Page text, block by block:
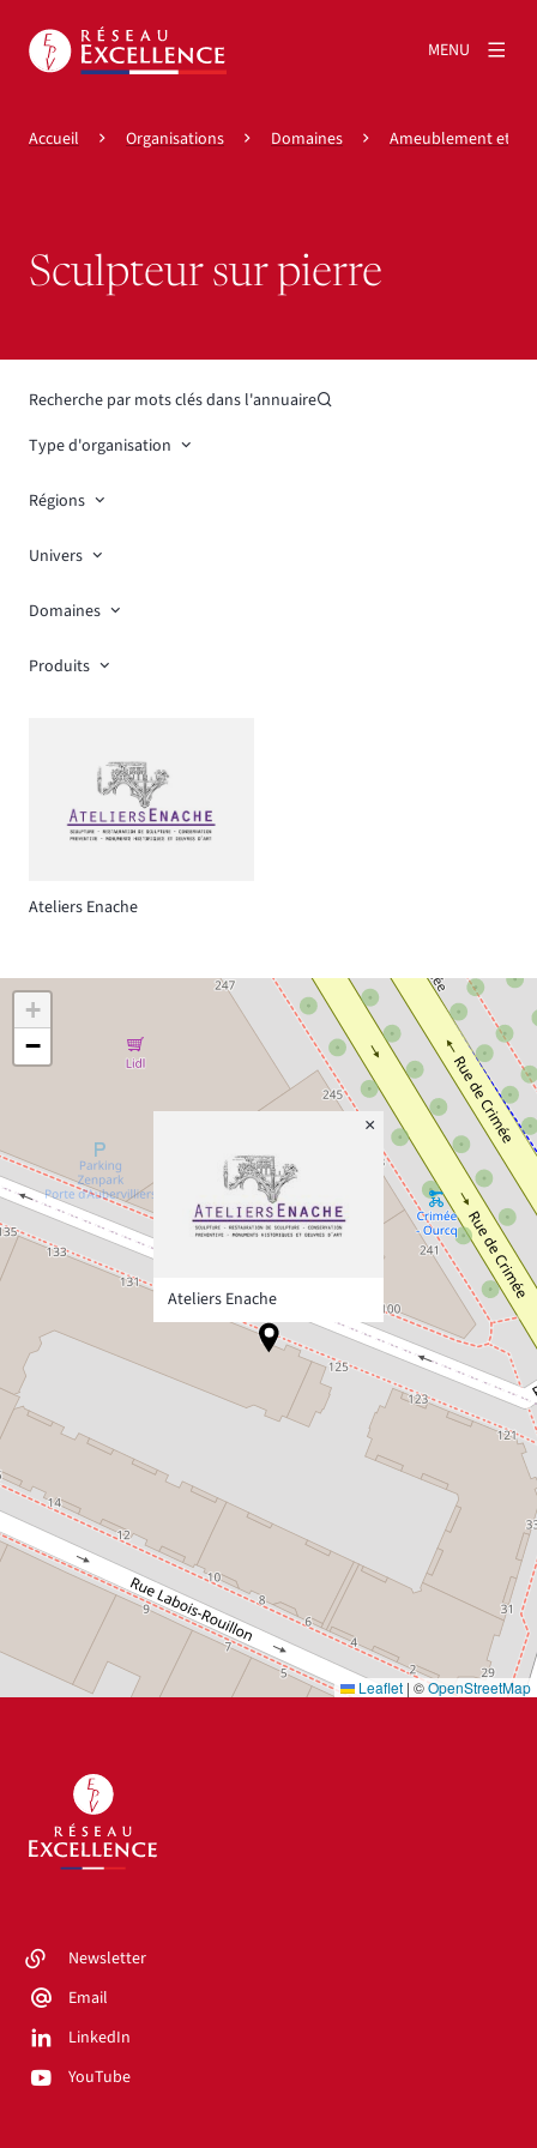
MENU
Accueil Organisations Domaines Ameublement et
Sculpteur sur pierre
Recherche par mots clés dans l'annuaire
Type d'organisation
Régions
Univers
Domaines
Produits
Ateliers Enache
Ateliers Enache
×
+
−
Leaflet | ©OpenStreetMap
Newsletter
Email
LinkedIn
YouTube